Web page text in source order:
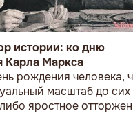
истории: ко дню
Карла Маркса
рождения человека,
масштаб до
яростное